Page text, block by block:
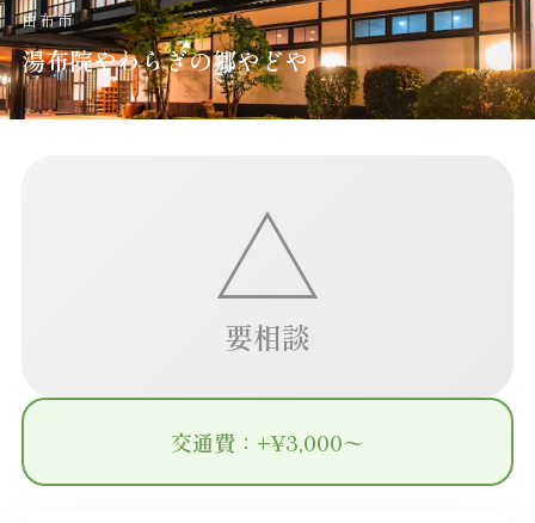
由布市
湯布院やわらぎの郷やどや
△
要相談
交通費：+¥3,000〜